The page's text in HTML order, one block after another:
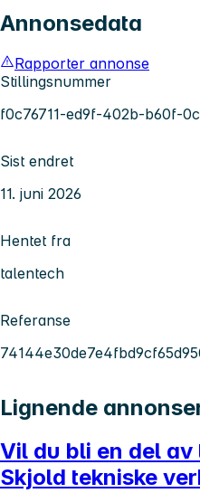
Annonsedata
Rapporter annonse
Stillingsnummer
f0c76711-ed9f-402b-b60f-
Sist endret
11. juni 2026
Hentet fra
talentech
Referanse
Lignende
Vil du bli en del
Skjold tekniske